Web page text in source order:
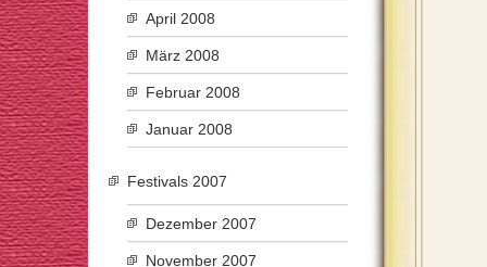
April 2008
März 2008
Februar 2008
Januar 2008
Festivals 2007
Dezember 2007
November 2007